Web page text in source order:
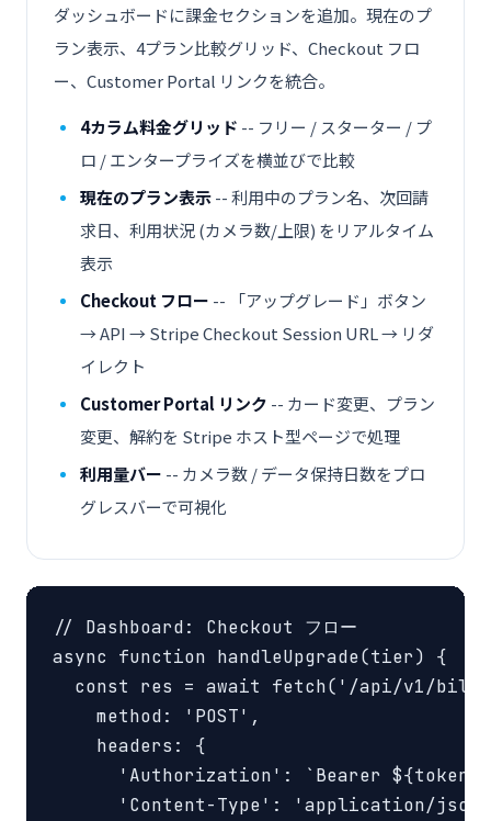
ダッシュボードに課金セクションを追加。現在のプ
ラン表示、4プラン比較グリッド、Checkout フロ
ー、Customer Portal リンクを統合。
4カラム料金グリッド -- フリー / スターター / プ
ロ / エンタープライズを横並びで比較
現在のプラン表示-- 利用中のプラン名、次回請
求日、利用状況 (カメラ数/上限) をリアルタイム
表示
Checkout フロー -- 「アップグレード」ボタン
→ API → Stripe Checkout Session URL → リダ
イレクト
Customer Portal リンク -- カード変更、プラン
変更、解約を Stripe ホスト型ページで処理
利用量バー -- カメラ数 / データ保持日数をプロ
グレスバーで可視化
// Dashboard: Checkout フロー
async function handleUpgrade(tier) {
const res = await fetch('/api/v1/
    method: 'POST',
    headers: {
'Authorization': `Bearer
'Content-Type': 'application/